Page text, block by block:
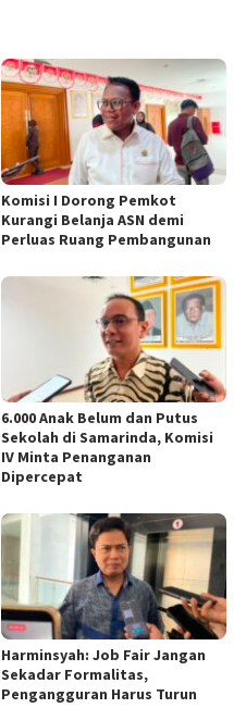
Komisi I Dorong Pemkot
Kurangi Belanja ASN demi
Perluas Ruang Pembangunan
6.000 Anak Belum dan Putus
Sekolah di Samarinda, Komisi
IV Minta Penanganan
Dipercepat
Harminsyah: Job Fair Jangan
Sekadar Formalitas,
Pengangguran Harus Turun